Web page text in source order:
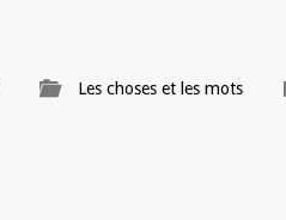
Les choses et les mots